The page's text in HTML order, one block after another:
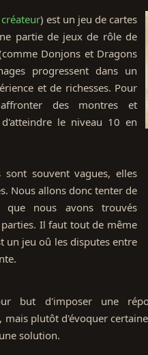
) est un jeu de cartes
partie de jeux de rôle de
Donjons et Dragons
progressent dans un
et de richesses. Pour
des montres et
le niveau 10 en
souvent vagues, elles
Nous allons donc tenter de
nous avons trouvés
Il faut tout de même
un jeu oû les disputes entre
but d'imposer une
plutôt d'évoquer
solution.